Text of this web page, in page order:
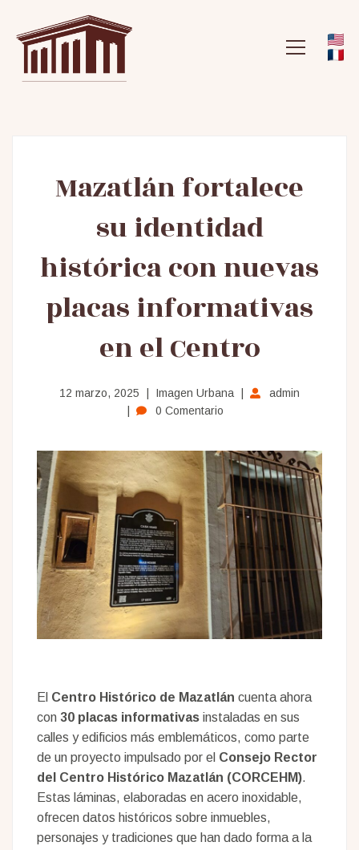
Mazatlán
fortalece
su
identidad
histórica
nuevas
placas
informativas
en
Centro
Mazatlán fortalece
su identidad
histórica con nuevas
placas informativas
en el Centro
12 marzo, 2025 Imagen Urbana
admin
0 Comentario
El Centro Histórico de Mazatlán cuenta ahora
con 30 placas informativas instaladas en sus
calles y edificios más emblemáticos, como parte
de un proyecto impulsado por el Consejo Rector
del Centro Histórico Mazatlán (CORCEHM).
Estas láminas, elaboradas en acero inoxidable,
ofrecen datos históricos sobre inmuebles,
personajes y tradiciones que han dado forma a la